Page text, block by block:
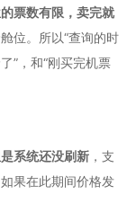
票数有限，卖完就
位。所以“查询的时
”，和“刚买完机票
系统还没刷新 ，支
果在此期间价格发